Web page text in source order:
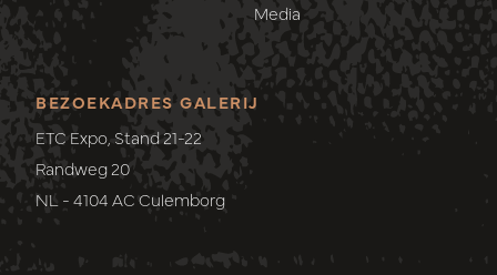
Media
BEZOEKADRES GALERIJ
ETC Expo, Stand 21-22
Randweg 20
NL - 4104 AC Culemborg